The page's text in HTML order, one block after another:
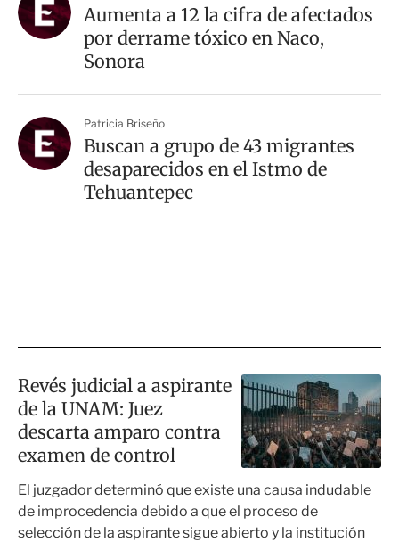
Aumenta a 12 la cifra de afectados
por derrame tóxico en Naco,
Sonora
Patricia Briseño
Buscan a grupo de 43 migrantes
desaparecidos en el Istmo de
Tehuantepec
Revés judicial a aspirante
de la UNAM: Juez
descarta amparo contra
examen de control
El juzgador determinó que existe una causa indudable
de improcedencia debido a que el proceso de
selección de la aspirante sigue abierto y la institución